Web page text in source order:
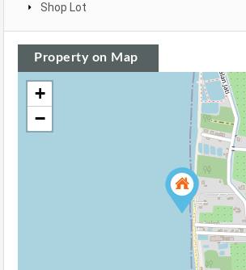
Shop Lot
Property on Map
+
−